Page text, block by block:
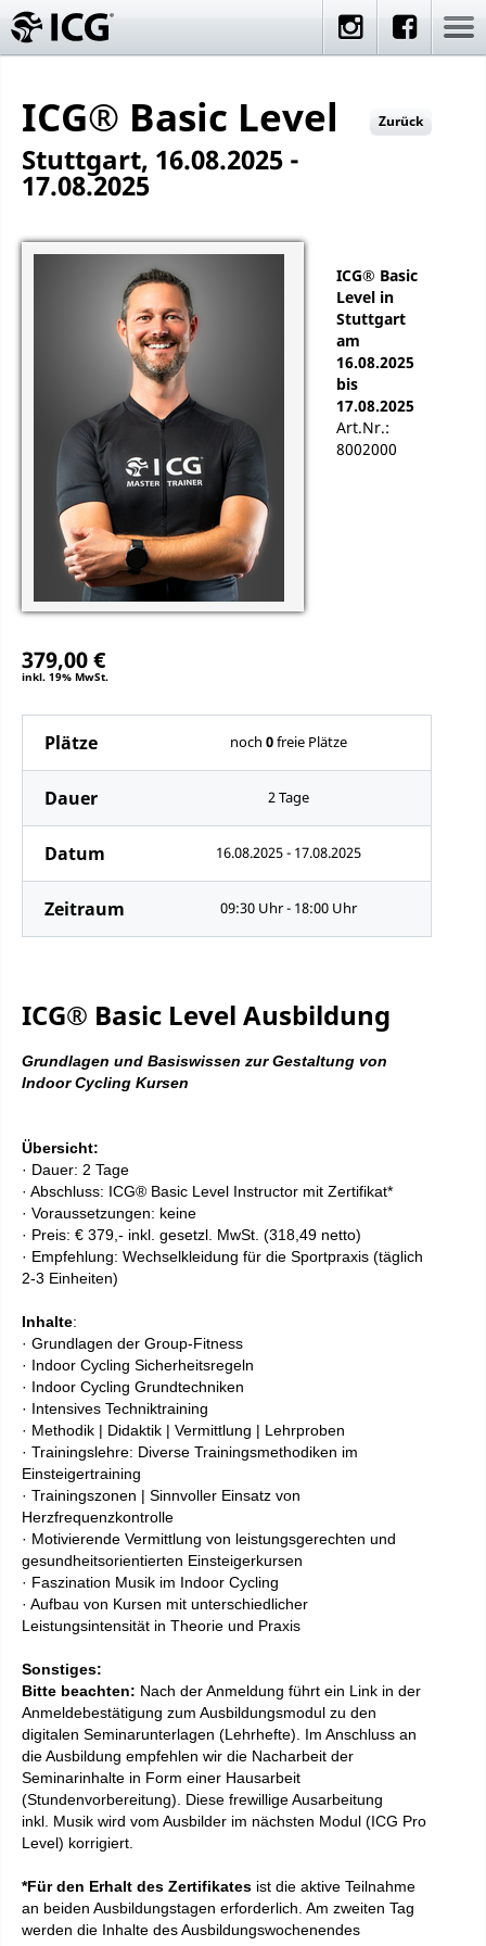
ICG® Basic Level Zurück
Stuttgart, 16.08.2025 -
17.08.2025
ICG® Basic
Level in
Stuttgart
am
16.08.2025
bis
17.08.2025
Art.Nr.:
8002000
379,00 €
inkl. 19% MwSt.
Plätze noch 0freie Plätze
Dauer 2 Tage
Datum 16.08.2025 - 17.08.2025
Zeitraum 09:30 Uhr - 18:00 Uhr
ICG® Basic Level Ausbildung
Grundlagen und Basiswissen zur Gestaltung von
Indoor Cycling Kursen
Übersicht:
· Dauer: 2 Tage
· Abschluss: ICG® Basic Level Instructor mit Zertifikat*
· Voraussetzungen: keine
· Preis: € 379,- inkl. gesetzl. MwSt. (318,49 netto)
· Empfehlung: Wechselkleidung für die Sportpraxis (täglich
2-3 Einheiten)
Inhalte:
· Grundlagen der Group-Fitness
· Indoor Cycling Sicherheitsregeln
· Indoor Cycling Grundtechniken
· Intensives Techniktraining
· Methodik | Didaktik | Vermittlung | Lehrproben
· Trainingslehre: Diverse Trainingsmethodiken im
Einsteigertraining
· Trainingszonen | Sinnvoller Einsatz von
Herzfrequenzkontrolle
· Motivierende Vermittlung von leistungsgerechten und
gesundheitsorientierten Einsteigerkursen
· Faszination Musik im Indoor Cycling
· Aufbau von Kursen mit unterschiedlicher
Leistungsintensität in Theorie und Praxis
Sonstiges:
Bitte beachten: Nach der Anmeldung führt ein Link in der
Anmeldebestätigung zum Ausbildungsmodul zu den
digitalen Seminarunterlagen (Lehrhefte). Im Anschluss an
die Ausbildung empfehlen wir die Nacharbeit der
Seminarinhalte in Form einer Hausarbeit
(Stundenvorbereitung). Diese frewillige Ausarbeitung
inkl. Musik wird vom Ausbilder im nächsten Modul (ICG Pro
Level) korrigiert.
*Für den Erhalt des Zertifikates ist die aktive Teilnahme
an beiden Ausbildungstagen erforderlich. Am zweiten Tag
werden die Inhalte des Ausbildungswochenendes